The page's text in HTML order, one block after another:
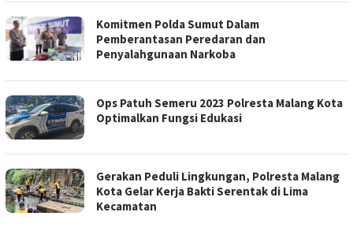
Komitmen Polda Sumut Dalam
Pemberantasan Peredaran dan
Penyalahgunaan Narkoba
Ops Patuh Semeru 2023 Polresta Malang Kota
Optimalkan Fungsi Edukasi
Gerakan Peduli Lingkungan, Polresta Malang
Kota Gelar Kerja Bakti Serentak di Lima
Kecamatan